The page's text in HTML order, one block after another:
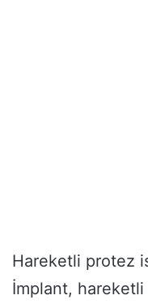
Hareketli protez
İmplant,